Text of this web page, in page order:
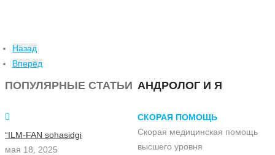
Назад
Вперёд
ПОПУЛЯРНЫЕ СТАТЬИ
“ILM-FAN sohasidgi
мая 18, 2025
АНДРОЛОГ И Я
СКОРАЯ ПОМОЩЬ
Скорая медицинская помощь
высшего уровня